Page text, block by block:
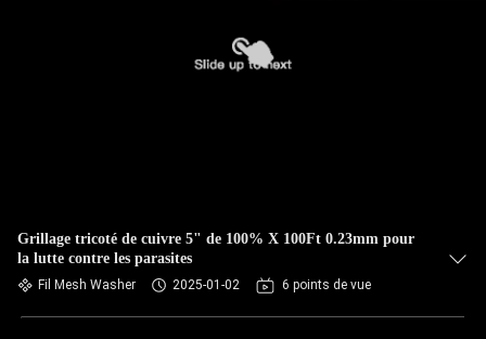
Grillage tricoté de cuivre 5" de 100% X 100Ft 0.23mm pour
la lutte contre les parasites
Fil Mesh Washer 2025-01-02 6 points de vue